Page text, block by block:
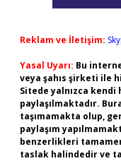
Reklam ve İletişim:
Yasal Uyarı: Bu
veya şahıs şirketi ile
Sitede yalnızca kendi
paylaşılmaktadır.
taşımamakta olup,
paylaşım
benzerlikleri
taslak halindedir ve